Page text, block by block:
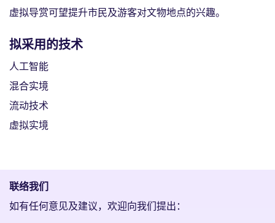
虚拟导赏可望提升市民及游客对文物地点的兴趣。
拟采用的技术
人工智能
混合实境
流动技术
虚拟实境
联络我们
如有任何意见及建议，欢迎向我们提出：